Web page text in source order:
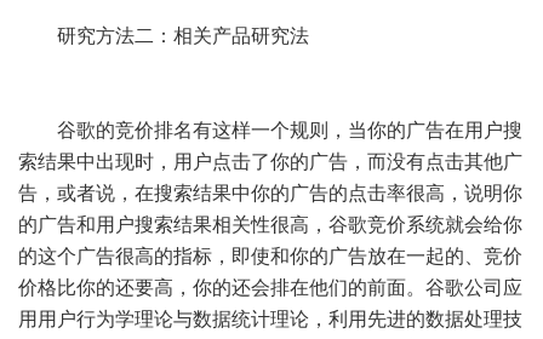
研究方法二：相关产品研究法
谷歌的竞价排名有这样一个规则，当你的广告在用户搜
索结果中出现时，用户点击了你的广告，而没有点击其他广
告，或者说，在搜索结果中你的广告的点击率很高，说明你
的广告和用户搜索结果相关性很高，谷歌竞价系统就会给你
的这个广告很高的指标，即使和你的广告放在一起的、竞价
价格比你的还要高，你的还会排在他们的前面。谷歌公司应
用用户行为学理论与数据统计理论，利用先进的数据处理技